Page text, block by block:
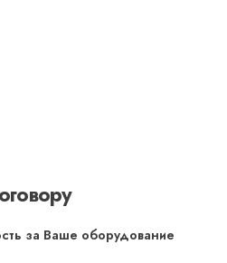
за Ваше оборудование